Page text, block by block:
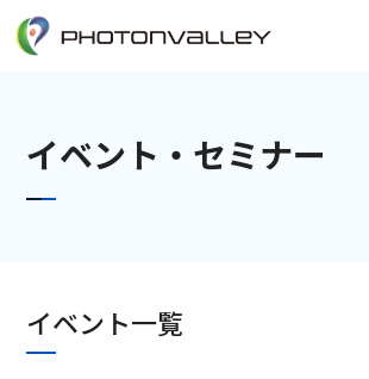
イベント・セミナー
イベント一覧